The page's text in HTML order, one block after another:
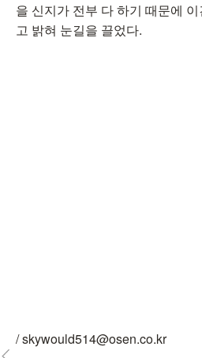
을 신지가 전부 다 하기 때문에
고 밝혀 눈길을 끌었다.
/ skywould514@osen.co.kr